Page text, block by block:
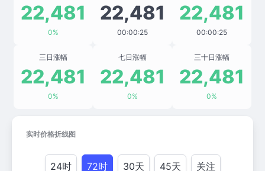
22,481
0%
22,481
00:00:25
22,481
00:00:25
三日涨幅
22,481
0%
七日涨幅
22,481
0%
三十日涨幅
22,481
0%
实时价格折线图
24时 72时 30天 45天 关注